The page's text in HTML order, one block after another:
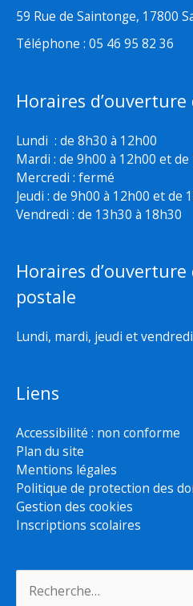
59 Rue de Saintonge, 17800
Téléphone : 05 46 95 82 36
Horaires
Lundi : de 8h30 à 12h00
Mardi : de 9h00 à 12h00 et
Mercredi : fermé
Jeudi : de 9h00 à 12h00 et de
Vendredi : de 13h30 à 18h30
Horaires d’ouverture
postale
Lundi, mardi, jeudi et
Liens
Accessibilité : non conforme
Plan du site
Mentions légales
Politique de protection des
Gestion des cookies
Inscriptions scolaires